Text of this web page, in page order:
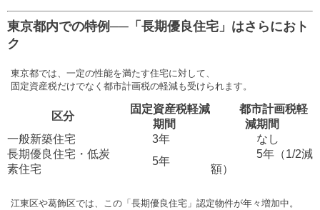
東京都内での特例──「長期優良住宅」はさらにおト
ク
東京都では、一定の性能を満たす住宅に対して、
固定資産税だけでなく都市計画税の軽減も受けられます。
区分
固定資産税軽減
期間
都市計画税軽
減期間
一般新築住宅
3年
なし
長期優良住宅・低炭
素住宅
5年
5年（1/2減
額）
江東区や葛飾区では、この「長期優良住宅」認定物件が年々増加中。